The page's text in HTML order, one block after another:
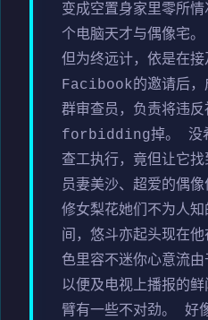
变成空置身家里零所
个电脑天才与偶像宅
但为终远计，依是在接
Facibook的邀请后，
群审查员，负责将违
forbidding掉。 没希
查工执行，竟但让它
员妻美沙、超爱的偶
修女梨花她们不为人
间，悠斗亦起头现在
色里容不迷你心意流
以便及电视上播报的
臂有一些不对劲。 好